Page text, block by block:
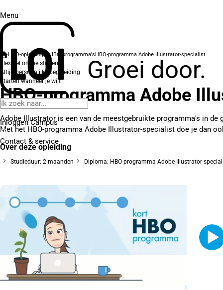
Menu
Groei door.
Inloggen Campus
Contact & service
HBO-opleidingenHBO-programma'sHBO-programma Adobe Illustrator-specialist
Flexibel online studeren
Altijd persoonlijke begeleiding
Starten wanneer je wilt
HBO-programma Adobe
Adobe Illustrator is een van de meestgebruikte programma's in
Met het HBO-programma Adobe Illustrator-specialist doe je dan
Over deze opleiding
Studieduur: 2 maanden Diploma: HBO-programma Adobe Illustrator-